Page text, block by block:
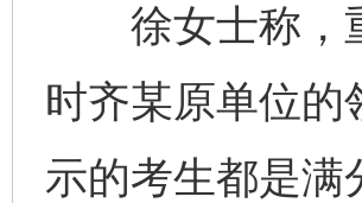
徐女士称，重
时齐某原单位的
示的考生都是满